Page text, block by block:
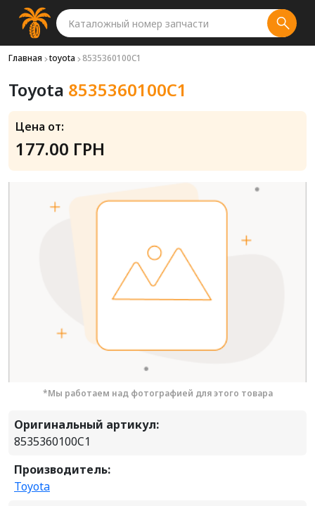
Главная toyota 8535360100C1
Toyota 8535360100C1
Цена от:
177.00 ГРН
*Мы работаем над фотографией для этого товара
Оригинальный артикул:
8535360100C1
Производитель:
Toyota